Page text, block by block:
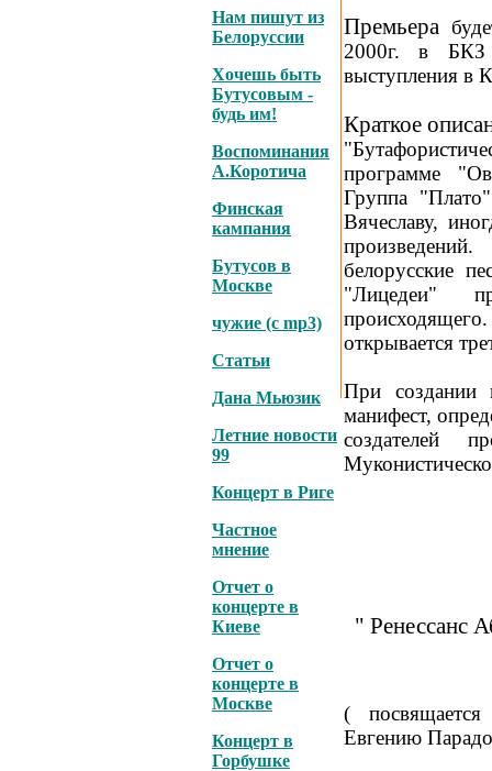
Нам пишут из
Белоруссии
Хочешь быть
Бутусовым -
будь им!
Воспоминания
А.Коротича
Финская
кампания
Бутусов в
Москве
чужие (с mp3)
Статьи
Дана Мьюзик
Летние новости
99
Концерт в Риге
Частное
мнение
Отчет о
концерте в
Киеве
Отчет о
концерте в
Москве
Концерт в
Горбушке
Премьера
2000г. в БКЗ
выступления в
Краткое
программе
Группа
Вячеславу,
белорусские
"Лицедеи"
открывается
При создании
манифест,
создателей
" Ренессанс
(
Евгению